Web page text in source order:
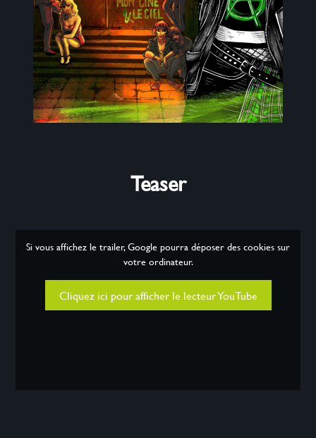
Teaser
Si vous affichez le trailer, Google pourra déposer des cookies sur
votre ordinateur.
Cliquez ici pour afficher le lecteur YouTube